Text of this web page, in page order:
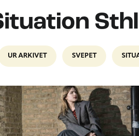
UR ARKIVET SVEPET